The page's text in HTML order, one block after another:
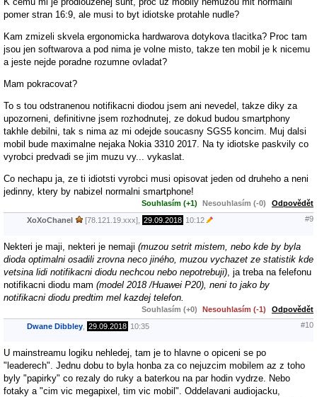
pomer stran 16:9, ale musi to byt idiotske protahle nudle?
Kam zmizeli skvela ergonomicka hardwarova dotykova tlacitka? Proc tam
jsou jen softwarova a pod nima je volne misto, takze ten mobil je k nicemu
a jeste nejde poradne rozumne ovladat?
Mam pokracovat?
To s tou odstranenou notifikacni diodou jsem ani nevedel, takze diky za
upozorneni, definitivne jsem rozhodnutej, ze dokud budou smartphony
takhle debilni, tak s nima az mi odejde soucasny SGS5 koncim. Muj dalsi
mobil bude maximalne nejaka Nokia 3310 2017. Na ty idiotske paskvily co
vyrobci predvadi se jim muzu vy... vykaslat.
Co nechapu ja, ze ti idiotsti vyrobci musi opisovat jeden od druheho a neni
jedinny, ktery by nabizel normalni smartphone!
Souhlasím (+1) Nesouhlasím (-0) Odpovědět
XoXoChanel [78.121.19.xxx], 29.09.2018 10:12 #9
Nekteri je maji, nekteri je nemaji (muzou setrit mistem, nebo kde by byla
dioda optimalni osadili zrovna neco jiného, muzou vychazet ze statistik kde
vetsina lidi notifikacni diodu nechcou nebo nepotrebuji) , ja treba na felefonu
notifikacni diodu mam (model 2018 /Huawei P20), neni to jako by
notifikacni diodu predtim mel kazdej telefon.
Souhlasím (+0) Nesouhlasím (-1) Odpovědět
Dwane Dibbley 29.09.2018 10:35 #10
U mainstreamu logiku nehledej, tam je to hlavne o opiceni se po
"leaderech". Jednu dobu to byla honba za co nejuzcim mobilem az z toho
byly "papirky" co rezaly do ruky a baterkou na par hodin vydrze. Nebo
fotaky a "cim vic megapixel, tim vic mobil". Oddelavani audiojacku,